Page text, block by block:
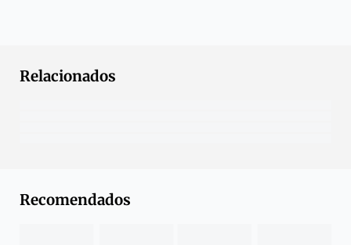
Relacionados
Recomendados